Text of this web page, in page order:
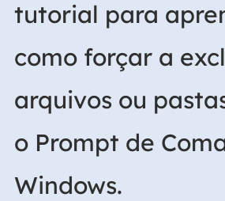
tutorial para
como forçar a
arquivos ou
o Prompt de
Windows.